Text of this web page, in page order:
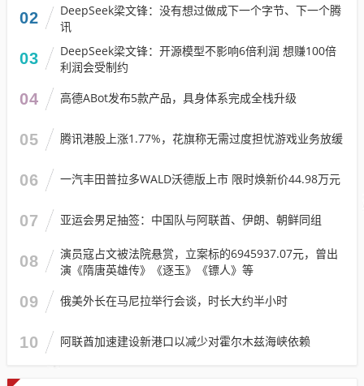
02
DeepSeek梁文锋：没有想过做成下一个字节、下一个腾
讯
03
DeepSeek梁文锋：开源模型不影响6倍利润 想赚100倍
利润会受制约
04 高德ABot发布5款产品，具身体系完成全栈升级
05 腾讯港股上涨1.77%，花旗称无需过度担忧游戏业务放缓
06 一汽丰田普拉多WALD沃德版上市 限时焕新价44.98万元
07 亚运会男足抽签：中国队与阿联酋、伊朗、朝鲜同组
08
演员寇占文被法院悬赏，立案标的6945937.07元，曾出
演《隋唐英雄传》《逐玉》《镖人》等
09 俄美外长在马尼拉举行会谈，时长大约半小时
10 阿联酋加速建设新港口以减少对霍尔木兹海峡依赖